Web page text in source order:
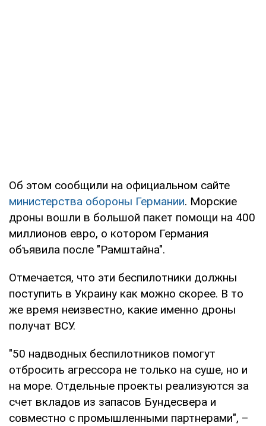
Об этом сообщили на официальном сайте
министерства обороны Германии. Морские
дроны вошли в большой пакет помощи на 400
миллионов евро, о котором Германия
объявила после "Рамштайна".
Отмечается, что эти беспилотники должны
поступить в Украину как можно скорее. В то
же время неизвестно, какие именно дроны
получат ВСУ.
"50 надводных беспилотников помогут
отбросить агрессора не только на суше, но и
на море. Отдельные проекты реализуются за
счет вкладов из запасов Бундесвера и
совместно с промышленными партнерами", –